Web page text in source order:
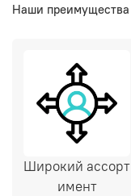
Наши преимущества
Широкий ассорт
имент